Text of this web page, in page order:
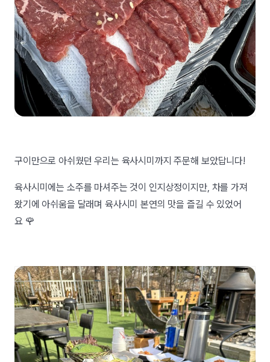
구이만으로 아쉬웠던 우리는 육사시미까지 주문해 보았답니다!
육사시미에는 소주를 마셔주는 것이 인지상정이지만, 차를 가져
왔기에 아쉬움을 달래며 육사시미 본연의 맛을 즐길 수 있었어
요 🌹